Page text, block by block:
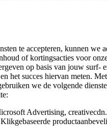
te accepteren, kunnen we
of kortingsacties voor
op basis van jouw surf-
het succes hiervan meten.
we de volgende
Advertising,